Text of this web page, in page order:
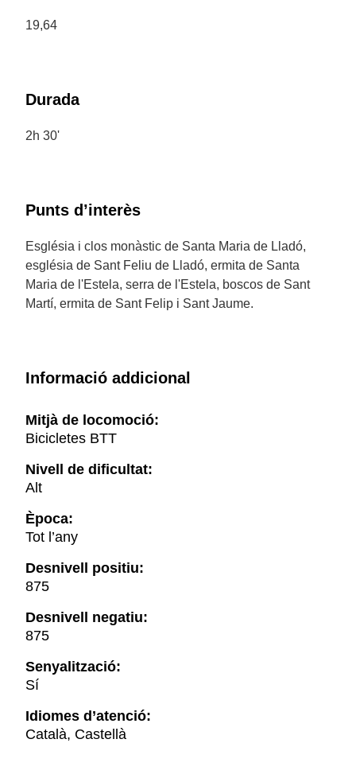
19,64
Durada
2h 30'
Punts d’interès
Església i clos monàstic de Santa Maria de Lladó,
església de Sant Feliu de Lladó, ermita de Santa
Maria de l'Estela, serra de l'Estela, boscos de Sant
Martí, ermita de Sant Felip i Sant Jaume.
Informació addicional
Mitjà de locomoció:
Bicicletes BTT
Nivell de dificultat:
Alt
Època:
Tot l’any
Desnivell positiu:
875
Desnivell negatiu:
875
Senyalització:
Sí
Idiomes d’atenció:
Català, Castellà